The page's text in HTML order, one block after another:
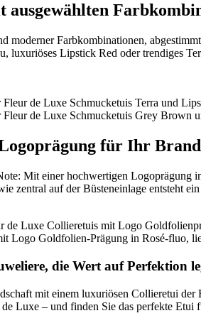
moderner Farbkombinationen,
luxuriöses Lipstick Red oder trendiges
für Ihr
Mit einer hochwertigen
zentral auf der Büsteneinlage entsteht
die Wert auf Perfektion
mit einem luxuriösen Collieretui
Luxe – und finden Sie das perfekte